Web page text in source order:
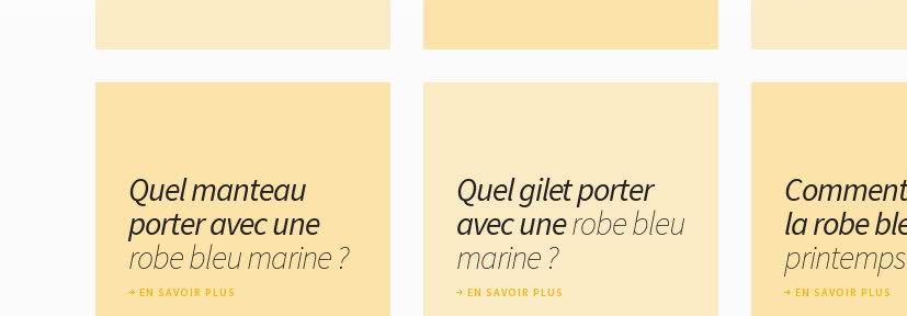
Quel manteau
porter avec une
robe bleu marine ?
EN SAVOIR PLUS
Quel gilet porter
avec unerobe bleu
marine ?
EN SAVOIR PLUS
la robe
EN SAVOIR PLUS